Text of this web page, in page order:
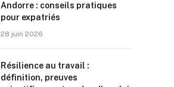
Andorre : conseils pratiques
pour expatriés
28 juin 2026
Résilience au travail :
définition, preuves